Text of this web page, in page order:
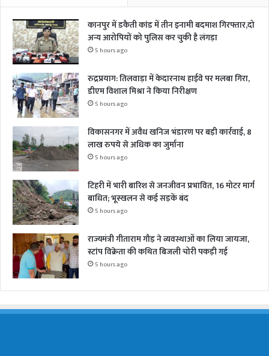
कानपुर में डकैती कांड में तीन इनामी बदमाश गिरफ्तार,दो
अन्य आरोपियों को पुलिस कर चुकी है लंगड़ा
5 hours ago
रुद्रप्रयाग: तिलवाड़ा में केदारनाथ हाईवे पर मलबा गिरा,
डीएम विशाल मिश्रा ने किया निरीक्षण
5 hours ago
विकासनगर में अवैध खनिज भंडारण पर बड़ी कार्रवाई, 8
लाख रुपये से अधिक का जुर्माना
5 hours ago
टिहरी में भारी बारिश से जनजीवन प्रभावित, 16 मोटर मार्ग
बाधित; भूस्खलन से कई सड़कें बंद
5 hours ago
राज्यमंत्री गीताराम गौड़ ने व्यवस्थाओं का लिया जायजा,
स्टांप विक्रेता की कथित बिजली चोरी पकड़ी गई
5 hours ago